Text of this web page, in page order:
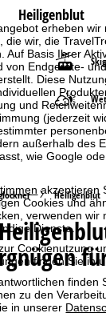
erheben wir
die wir, die
Auf Basis Ihrer
von Endgeräte-
Diese
und
(jederzeit
außerhalb des
wie Google
akzeptieren
Cookies und
verwenden wir
Dienste.
Cookienutzung
finden Sie in
finden
zu den
in unserer
Heiligenblut
Heiligenblut